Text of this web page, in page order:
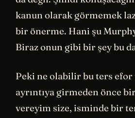
kanun olarak görmemek
bir önerme. Hani şu
Biraz onun gibi bir şey bu
Peki ne olabilir bu ters
ayrıntıya girmeden önce
vereyim size, isminde bir